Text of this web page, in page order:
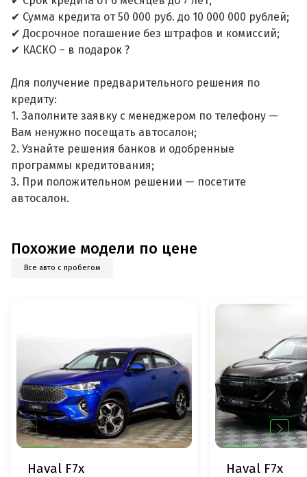
✔ Сумма кредита от 50 000 руб. до 10 000 000 рублей;
✔ Досрочное погашение без штрафов и комиссий;
✔ КАСКО – в подарок ?
Для получение предварительного решения по
кредиту:
1. Заполните заявку с менеджером по телефону —
Вам ненужно посещать автосалон;
2. Узнайте решения банков и одобренные
программы кредитования;
3. При положительном решении — посетите
автосалон.
Похожие модели по цене
Все авто с пробегом
Haval F7x Haval F7x